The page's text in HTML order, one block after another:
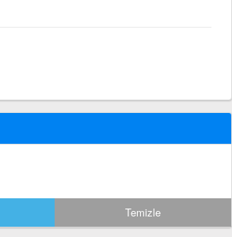
Temizle